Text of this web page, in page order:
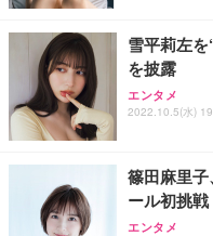
雪平莉左
を披露
エンタメ
2022.10.5(水)
篠田麻里
ール初挑戦
エンタメ